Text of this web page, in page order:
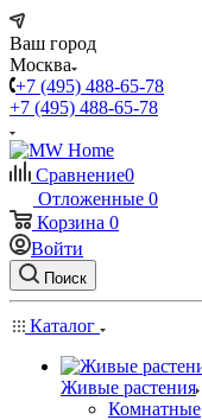
Ваш город
Москва
+7 (495) 488-65-78
+7 (495) 488-65-78
Сравнение0
Отложенные 0
Корзина 0
Войти
Поиск
Каталог
Живые растения
Комнатные